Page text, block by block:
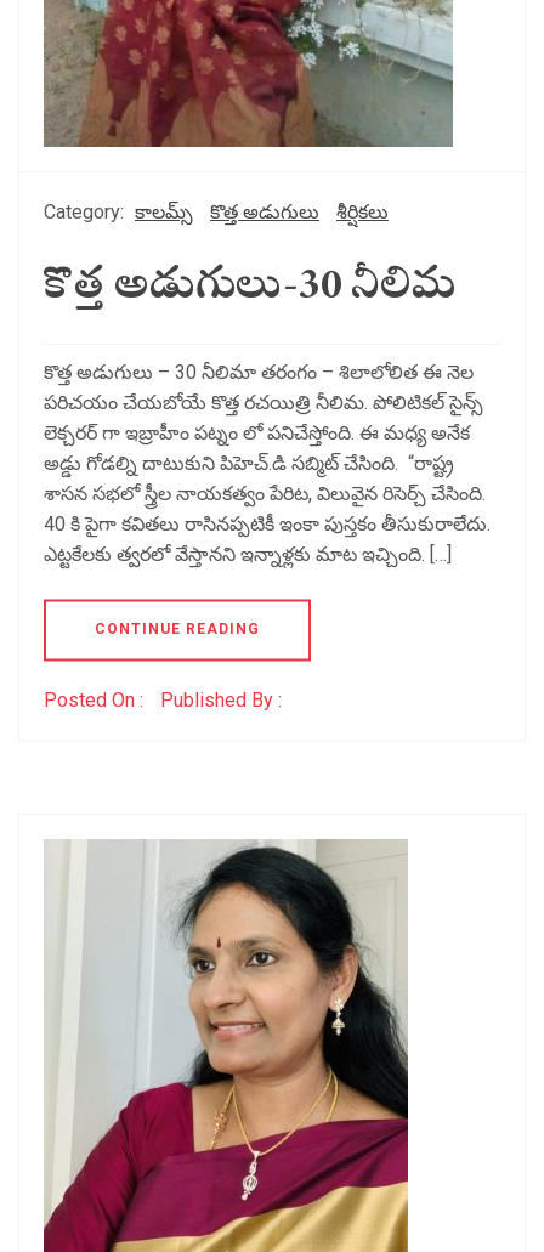
Category: కాలమ్స్ కొత్త అడుగులు శీర్షికలు
కొత్త అడుగులు-30 నీలిమ
కొత్త అడుగులు – 30 నీలిమా తరంగం – శిలాలోలిత ఈ నెల
పరిచయం చేయబోయే కొత్త రచయిత్రి నీలిమ. పోలిటికల్ సైన్స్
లెక్చరర్ గా ఇబ్రాహీం పట్నం లో పనిచేస్తోంది. ఈ మధ్య అనేక
అడ్డు గోడల్ని దాటుకుని పిహెచ్.డి సబ్మిట్ చేసింది. “రాష్ట్ర
శాసన సభలో స్త్రీల నాయకత్వం పేరిట, విలువైన రిసెర్చ్ చేసింది.
40 కి పైగా కవితలు రాసినప్పటికీ ఇంకా పుస్తకం తీసుకురాలేదు.
ఎట్టకేలకు త్వరలో వేస్తానని ఇన్నాళ్లకు మాట ఇచ్చింది. […]
CONTINUE READING
Posted On : Published By :